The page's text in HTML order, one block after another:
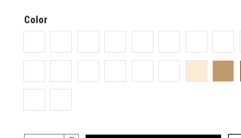
Color